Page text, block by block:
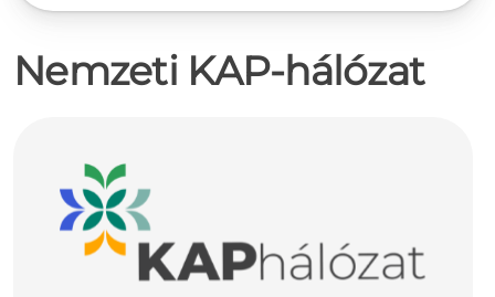
Nemzeti KAP-hálózat